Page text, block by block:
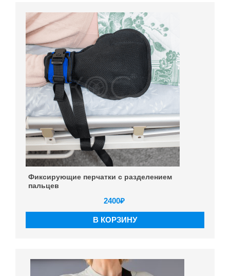
Фиксирующие перчатки с разделением
пальцев
2400₽
В КОРЗИНУ